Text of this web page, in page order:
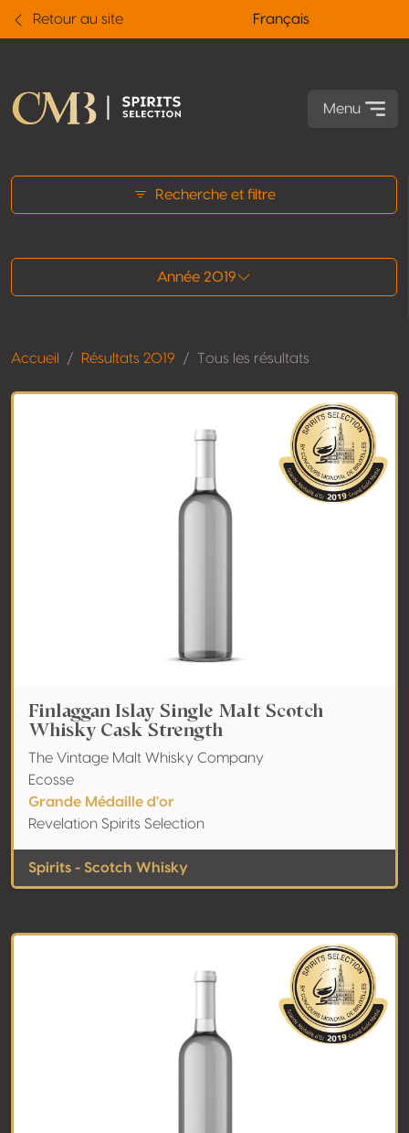
Retour au site Français
Menu
Recherche et filtre
Année 2019
Accueil Résultats 2019 Tous les résultats
Finlaggan Islay Single Malt Scotch
Whisky Cask Strength
The Vintage Malt Whisky Company
Ecosse
Grande Médaille d'or
Revelation Spirits Selection
Spirits - Scotch Whisky